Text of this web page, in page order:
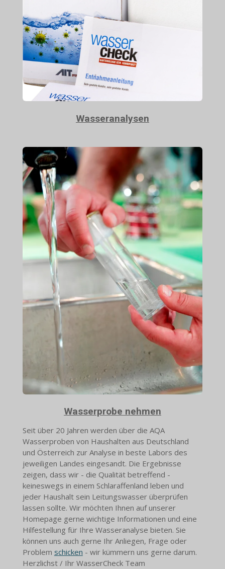
Wasseranalysen
Wasserprobe nehmen
Seit über 20 Jahren werden über die AQA
Wasserproben von Haushalten aus Deutschland
und Österreich zur Analyse in beste Labors des
jeweiligen Landes eingesandt. Die Ergebnisse
zeigen, dass wir - die Qualität betreffend -
keineswegs in einem Schlaraffenland leben und
jeder Haushalt sein Leitungswasser überprüfen
lassen sollte. Wir möchten Ihnen auf unserer
Homepage gerne wichtige Informationen und eine
Hilfestellung für Ihre Wasseranalyse bieten. Sie
können uns auch gerne Ihr Anliegen, Frage oder
Problem schicken - wir kümmern uns gerne darum.
Herzlichst / Ihr WasserCheck Team